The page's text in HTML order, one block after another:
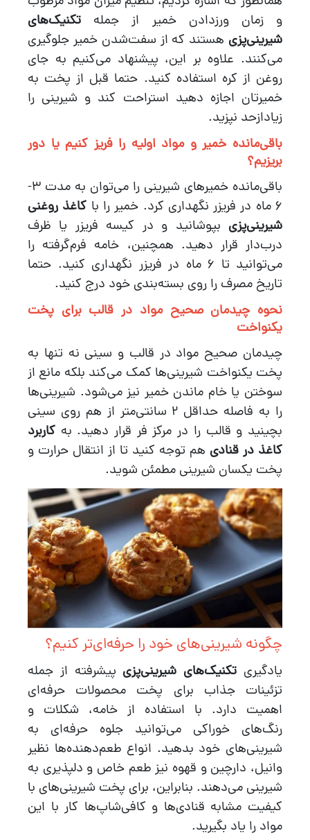
و زمان ورزدادن خمیر از جمله تکنیک‌های
شیرینی‌پزی هستند که از سفت‌شدن خمیر جلوگیری
می‌کنند. علاوه بر این، پیشنهاد می‌کنیم به جای
روغن از کره استفاده کنید. حتما قبل از پخت به
خمیرتان اجازه دهید استراحت کند و شیرینی را
زیادازحد نپزید.
باقی‌مانده خمیر و مواد اولیه را فریز کنیم یا دور
بریزیم؟
باقی‌مانده خمیرهای شیرینی را می‌توان به مدت 3-
6 ماه در فریزر نگهداری کرد. خمیر را با
کاغذ روغنی
شیرینی‌پزی بپوشانید و در کیسه فریزر یا ظرف
درب‌دار قرار دهید. همچنین، خامه فرم‌گرفته را
می‌توانید تا 6 ماه در فریزر نگهداری کنید. حتما
تاریخ مصرف را روی بسته‌بندی خود درج کنید.
نحوه چیدمان صحیح مواد در قالب برای پخت
یکنواخت
چیدمان صحیح مواد در قالب و سینی نه تنها به
پخت یکنواخت شیرینی‌ها کمک می‌کند بلکه مانع از
سوختن یا خام ماندن خمیر نیز می‌شود. شیرینی‌ها
را به فاصله حداقل 2 سانتی‌متر از هم روی سینی
بچینید و قالب را در مرکز فر قرار دهید. به کاربرد
کاغذ در قنادی هم توجه کنید تا از انتقال حرارت و
پخت یکسان شیرینی مطمئن شوید.
چگونه شیرینی‌های خود را حرفه‌ای‌تر کنیم؟
یادگیری تکنیک‌های شیرینی‌پزی پیشرفته از جمله
تزئینات جذاب برای پخت محصولات حرفه‌ای
اهمیت دارد. با استفاده از خامه، شکلات و
رنگ‌های خوراکی می‌توانید جلوه حرفه‌ای به
شیرینی‌‌های خود بدهید. انواع طعم‌دهنده‌ها نظیر
وانیل، دارچین و قهوه نیز طعم خاص و دلپذیری به
شیرینی می‌دهند. بنابراین، برای پخت شیرینی‌های با
کیفیت مشابه قنادی‌ها و کافی‌شاپ‌ها کار با این
مواد را یاد بگیرید.